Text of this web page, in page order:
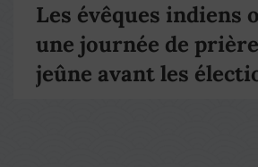
Les évêques indiens
une journée de
jeûne avant les